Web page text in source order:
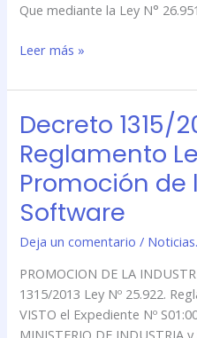
Que mediante la Ley N°
Leer más »
Decreto 1315/
Reglamento
Promoción
Software
Deja un comentario /
PROMOCION DE LA
1315/2013 Ley Nº 25.922.
VISTO el Expediente Nº
Decreto
–
Reglamento
Ley
25.922
de
de
la
Industria